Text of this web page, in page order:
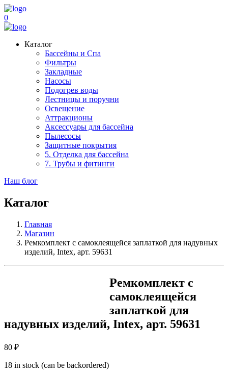
0
Каталог
Бассейны и Спа
Фильтры
Закладные
Насосы
Подогрев воды
Лестницы и поручни
Освещение
Аттракционы
Аксессуары для бассейна
Пылесосы
Защитные покрытия
5. Отделка для бассейна
7. Трубы и фитинги
Наш блог
Каталог
Главная
Магазин
Ремкомплект с самоклеящейся заплаткой для надувных
изделий, Intex, арт. 59631
Ремкомплект с
самоклеящейся
заплаткой для
надувных изделий, Intex, арт. 59631
80 ₽
18 in stock (can be backordered)